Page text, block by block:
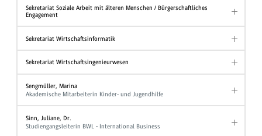
Sekretariat Soziale Arbeit mit älteren Menschen / Bürgerschaftliches
Engagement
Sekretariat Wirtschaftsinformatik
Sekretariat Wirtschaftsingenieurwesen
Sengmüller, Marina
Akademische Mitarbeiterin Kinder- und Jugendhilfe
Sinn, Juliane, Dr.
Studiengangsleiterin BWL - International Business